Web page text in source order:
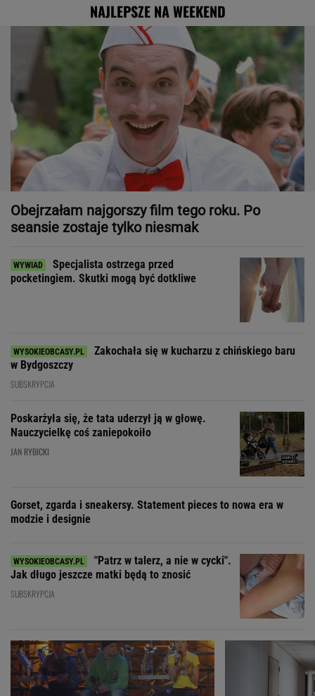
NAJLEPSZE NA WEEKEND
Obejrzałam najgorszy film tego roku. Po
seansie zostaje tylko niesmak
Specjalista ostrzega przed
pocketingiem. Skutki mogą być dotkliwe
Zakochała się w kucharzu z chińskiego baru
w Bydgoszczy
SUBSKRYPCJA
Poskarżyła się, że tata uderzył ją w głowę.
Nauczycielkę coś zaniepokoiło
JAN RYBICKI
Gorset, zgarda i sneakersy. Statement pieces to nowa era w
modzie i designie
"Patrz w talerz, a nie w cycki".
Jak długo jeszcze matki będą to znosić
SUBSKRYPCJA